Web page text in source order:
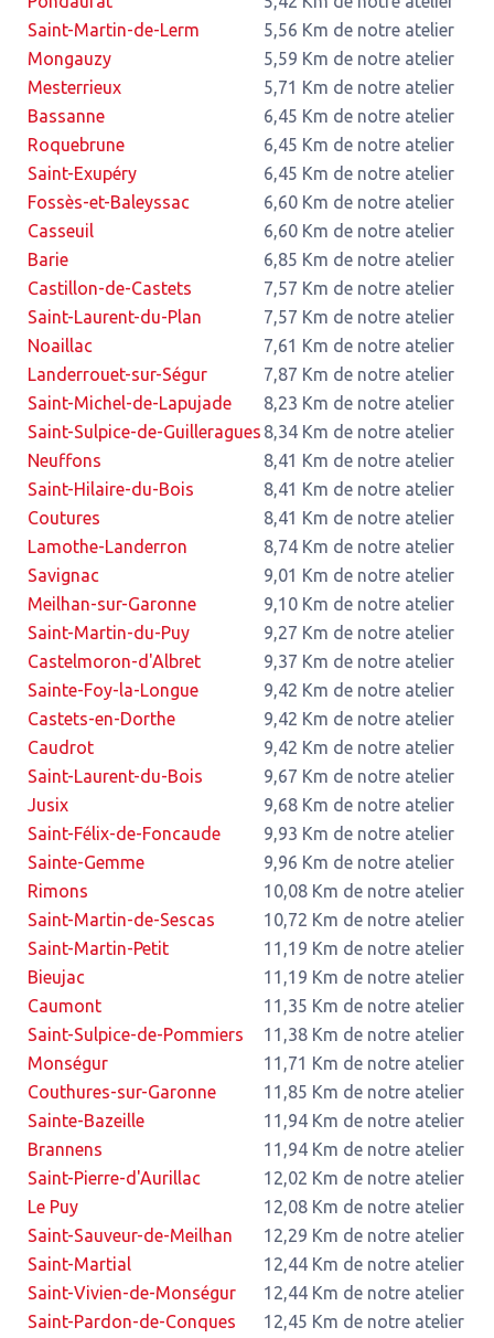
Saint-Martin-de-Lerm
5,56 Km de notre atelier
Mongauzy
5,59 Km de notre atelier
Mesterrieux
5,71 Km de notre atelier
Bassanne
6,45 Km de notre atelier
Roquebrune
6,45 Km de notre atelier
Saint-Exupéry
6,45 Km de notre atelier
Fossès-et-Baleyssac
6,60 Km de notre atelier
Casseuil
6,60 Km de notre atelier
Barie
6,85 Km de notre atelier
Castillon-de-Castets
7,57 Km de notre atelier
Saint-Laurent-du-Plan
7,57 Km de notre atelier
Noaillac
7,61 Km de notre atelier
Landerrouet-sur-Ségur
7,87 Km de notre atelier
Saint-Michel-de-Lapujade
8,23 Km de notre atelier
Saint-Sulpice-de-Guilleragues 8,34 Km de notre atelier
Neuffons
8,41 Km de notre atelier
Saint-Hilaire-du-Bois
8,41 Km de notre atelier
Coutures
8,41 Km de notre atelier
Lamothe-Landerron
8,74 Km de notre atelier
Savignac
9,01 Km de notre atelier
Meilhan-sur-Garonne
9,10 Km de notre atelier
Saint-Martin-du-Puy
9,27 Km de notre atelier
Castelmoron-d'Albret
9,37 Km de notre atelier
Sainte-Foy-la-Longue
9,42 Km de notre atelier
Castets-en-Dorthe
9,42 Km de notre atelier
Caudrot
9,42 Km de notre atelier
Saint-Laurent-du-Bois
9,67 Km de notre atelier
Jusix
9,68 Km de notre atelier
Saint-Félix-de-Foncaude
9,93 Km de notre atelier
Sainte-Gemme
9,96 Km de notre atelier
Rimons
10,08 Km de notre atelier
Saint-Martin-de-Sescas
10,72 Km de notre atelier
Saint-Martin-Petit
11,19 Km de notre atelier
Bieujac
11,19 Km de notre atelier
Caumont
11,35 Km de notre atelier
Saint-Sulpice-de-Pommiers
11,38 Km de notre atelier
Monségur
11,71 Km de notre atelier
Couthures-sur-Garonne
11,85 Km de notre atelier
Sainte-Bazeille
11,94 Km de notre atelier
Brannens
11,94 Km de notre atelier
Saint-Pierre-d'Aurillac
12,02 Km de notre atelier
Le Puy
12,08 Km de notre atelier
Saint-Sauveur-de-Meilhan
12,29 Km de notre atelier
Saint-Martial
12,44 Km de notre atelier
Saint-Vivien-de-Monségur
12,44 Km de notre atelier
Saint-Pardon-de-Conques
12,45 Km de notre atelier